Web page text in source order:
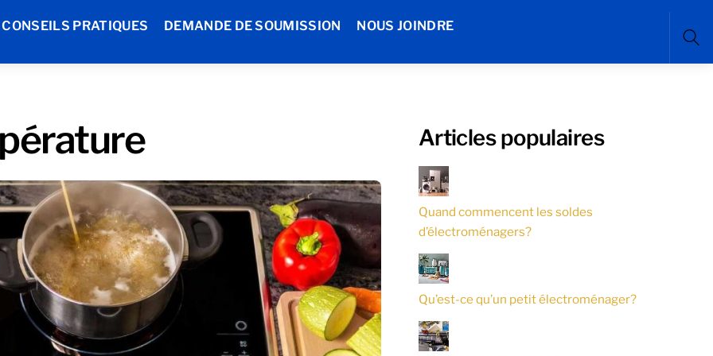
CONSEILS PRATIQUES DEMANDE DE SOUMISSION NOUS JOINDRE
Articles populaires
Quand commencent les soldes
d’électroménagers?
Qu’est-ce qu’un petit électroménager?